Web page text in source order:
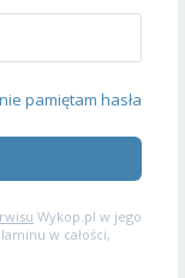
nie pamiętam hasła
Wykop.pl w jego
w całości,